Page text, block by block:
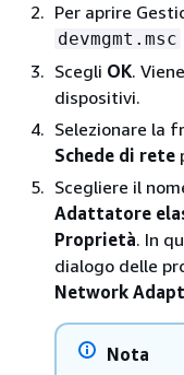
Per aprire
devmgmt.msc
Scegli OK.
dispositivi.
Selezionare la
Schede di rete
Scegliere il
Adattatore
Proprietà. In
dialogo delle
Network
Nota